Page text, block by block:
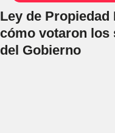
Ley de
cómo votaron los
del Gobierno